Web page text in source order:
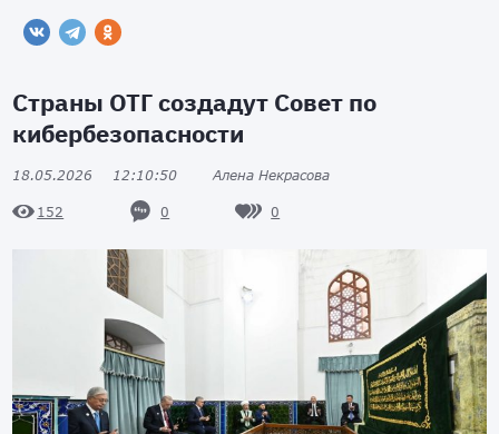
Страны ОТГ создадут Совет по
кибербезопасности
18.05.2026 12:10:50 Алена Некрасова
152 0 0